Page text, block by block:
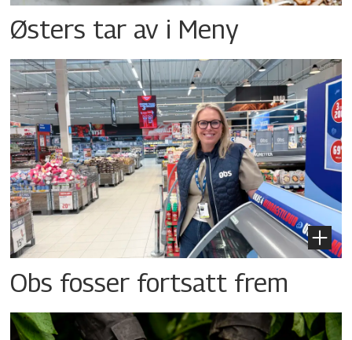
Østers tar av i Meny
Obs fosser fortsatt frem